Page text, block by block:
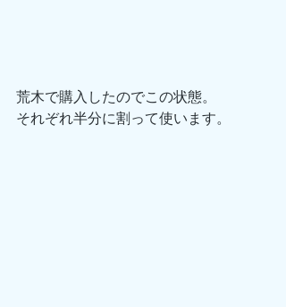
荒木で購入したのでこの状態。
それぞれ半分に割って使います。